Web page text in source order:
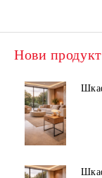
Нови